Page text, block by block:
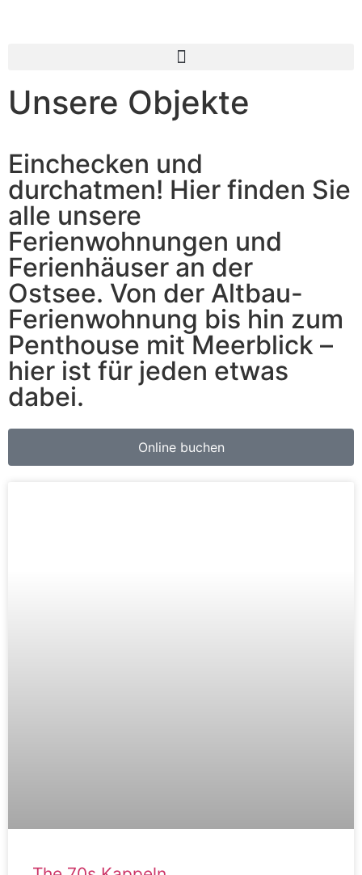
Unsere Objekte
Einchecken und
durchatmen! Hier finden Sie
alle unsere
Ferienwohnungen und
Ferienhäuser an der
Ostsee. Von der Altbau-
Ferienwohnung bis hin zum
Penthouse mit Meerblick –
hier ist für jeden etwas
dabei.
Online buchen